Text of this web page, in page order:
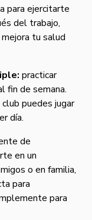
para ejercitarte
del trabajo,
tu salud
practicar
fin de semana.
puedes jugar
día.
de
en un
o en familia,
para
para